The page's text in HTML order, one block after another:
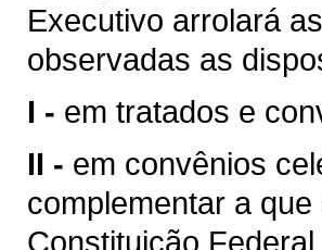
Executivo arrolará
observadas as
I - em tratados e
II - em convênios
complementar a
Constituição Federal.